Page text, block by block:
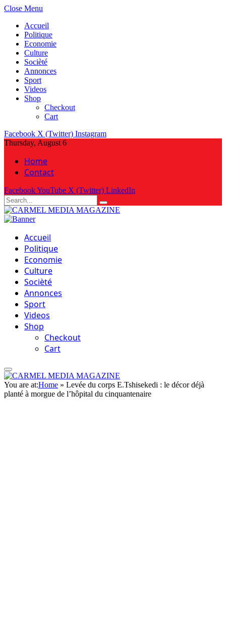
Close Menu
Accueil
Politique
Economie
Culture
Socièté
Annonces
Sport
Videos
Shop
Checkout
Cart
Facebook X (Twitter) Instagram
Thursday, August 6
Home
Contact
FacebookYouTube X (Twitter) LinkedIn
Accueil
Politique
Economie
Culture
Socièté
Annonces
Sport
Videos
Shop
Checkout
Cart
You are at:Home » Levée du corps E.Tshisekedi : le décor déjà
planté à morgue de l’hôpital du cinquantenaire